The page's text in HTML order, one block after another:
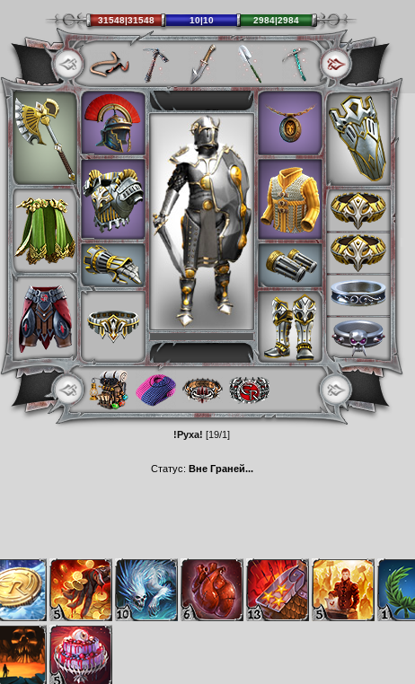
Статус: Вне Граней...
31548|31548 10|10 2984|2984
!Руха! [19/1]